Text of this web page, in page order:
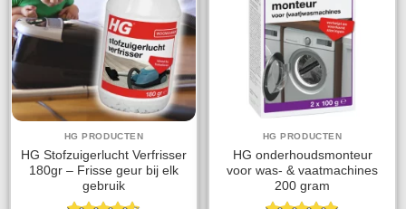
HG PRODUCTEN
HG Stofzuigerlucht Verfrisser
180gr – Frisse geur bij elk
gebruik
HG PRODUCTEN
HG onderhoudsmonteur
voor was- & vaatmachines
200 gram